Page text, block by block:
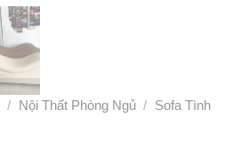
/ Nội Thất Phòng Ngủ /
Sofa Tình